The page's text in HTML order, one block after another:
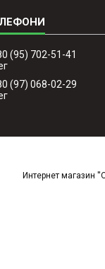
(95) 702-51-41
(97) 068-02-29